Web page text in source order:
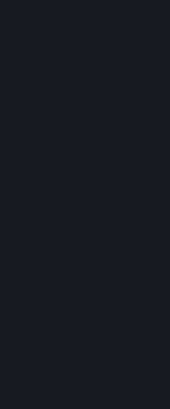
5.1 A Valve e suas
Pessoais entre elas e
acima. No caso de
transferir os Dados
legislação aplicável,
5.2 Também podemos
fornecedores de
suporte ao cliente em
distribuídos por meio
em conformidade com
necessária para a
segue os Princípios
partir da UE, da Suíça
5.3 De acordo com
determinadas
do conteúdo do Steam
de rede terceirizados
conteúdo e de
provedores de rede
conteúdo digital que
meio de um sistema